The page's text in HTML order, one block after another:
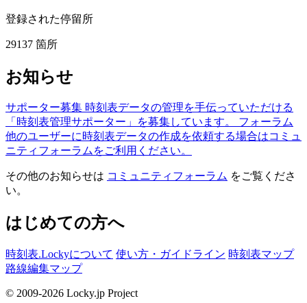
登録された停留所
29137 箇所
お知らせ
サポーター募集 時刻表データの管理を手伝っていただける
「時刻表管理サポーター」を募集しています。
フォーラム
他のユーザーに時刻表データの作成を依頼する場合はコミュ
ニティフォーラムをご利用ください。
その他のお知らせは コミュニティフォーラム をご覧くださ
い。
はじめての方へ
時刻表.Lockyについて 使い方・ガイドライン 時刻表マップ
路線編集マップ
© 2009-2026 Locky.jp Project